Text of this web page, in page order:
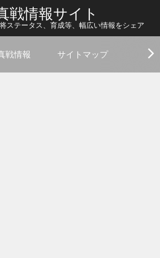
戦情報サイト
ステータス、育成等、幅広い情報をシェア
戦情報 サイトマップ